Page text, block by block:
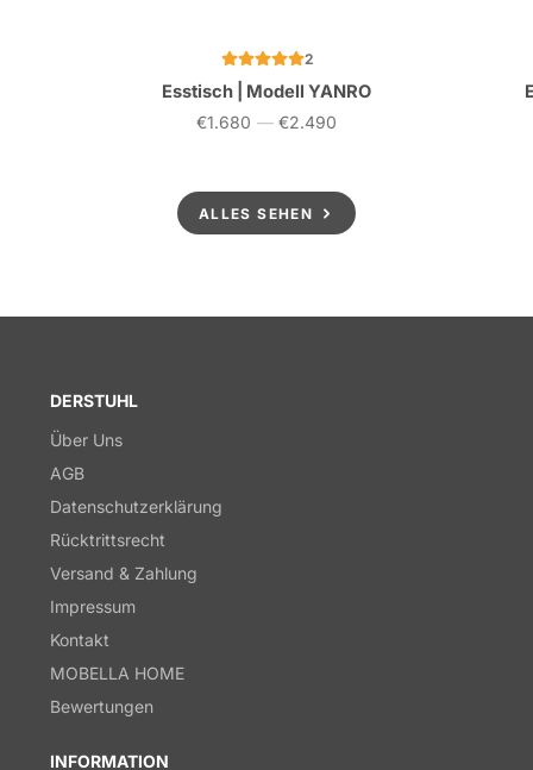
2
Esstisch | Modell YANRO
Preis
€1.680 — €2.490
ALLES SEHEN
DERSTUHL
Über Uns
AGB
Datenschutzerklärung
Rücktrittsrecht
Versand & Zahlung
Impressum
Kontakt
MOBELLA HOME
Bewertungen
INFORMATION